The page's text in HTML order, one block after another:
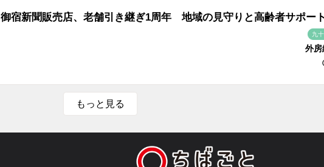
御宿新聞販売店、老舗引き継ぎ1周年 地域の見守りと高齢者サポー
九
外房
もっと見る